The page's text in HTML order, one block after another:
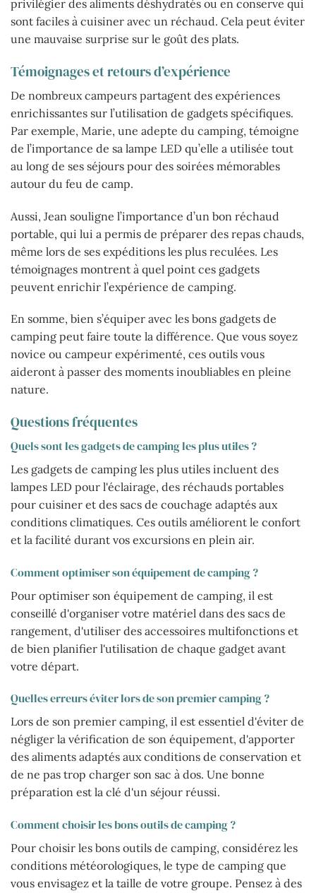
privilégier des aliments déshydratés ou en conserve qui
sont faciles à cuisiner avec un réchaud. Cela peut éviter
une mauvaise surprise sur le goût des plats.
Témoignages et retours d’expérience
De nombreux campeurs partagent des expériences
enrichissantes sur l’utilisation de gadgets spécifiques.
Par exemple, Marie, une adepte du camping, témoigne
de l’importance de sa lampe LED qu’elle a utilisée tout
au long de ses séjours pour des soirées mémorables
autour du feu de camp.
Aussi, Jean souligne l’importance d’un bon réchaud
portable, qui lui a permis de préparer des repas chauds,
même lors de ses expéditions les plus reculées. Les
témoignages montrent à quel point ces gadgets
peuvent enrichir l’expérience de camping.
En somme, bien s’équiper avec les bons gadgets de
camping peut faire toute la différence. Que vous soyez
novice ou campeur expérimenté, ces outils vous
aideront à passer des moments inoubliables en pleine
nature.
Questions fréquentes
Quels sont les gadgets de camping les plus utiles ?
Les gadgets de camping les plus utiles incluent des
lampes LED pour l'éclairage, des réchauds portables
pour cuisiner et des sacs de couchage adaptés aux
conditions climatiques. Ces outils améliorent le confort
et la facilité durant vos excursions en plein air.
Comment optimiser son équipement de camping ?
Pour optimiser son équipement de camping, il est
conseillé d'organiser votre matériel dans des sacs de
rangement, d'utiliser des accessoires multifonctions et
de bien planifier l'utilisation de chaque gadget avant
votre départ.
Quelles erreurs éviter lors de son premier camping ?
Lors de son premier camping, il est essentiel d'éviter de
négliger la vérification de son équipement, d'apporter
des aliments adaptés aux conditions de conservation et
de ne pas trop charger son sac à dos. Une bonne
préparation est la clé d'un séjour réussi.
Comment choisir les bons outils de camping ?
Pour choisir les bons outils de camping, considérez les
conditions météorologiques, le type de camping que
vous envisagez et la taille de votre groupe. Pensez à des